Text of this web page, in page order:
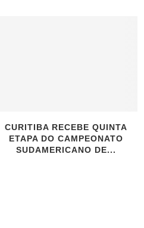
CURITIBA RECEBE QUINTA
ETAPA DO CAMPEONATO
SUDAMERICANO DE...